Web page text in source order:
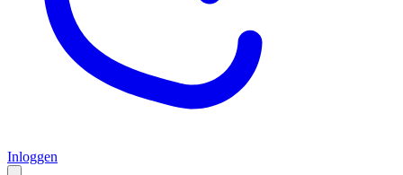
Inloggen